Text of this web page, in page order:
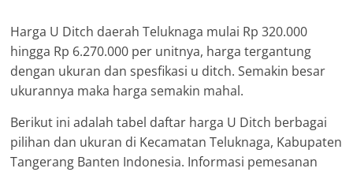
Harga U Ditch daerah Teluknaga mulai Rp 320.000
hingga Rp 6.270.000 per unitnya, harga tergantung
dengan ukuran dan spesfikasi u ditch. Semakin besar
ukurannya maka harga semakin mahal.
Berikut ini adalah tabel daftar harga U Ditch berbagai
pilihan dan ukuran di Kecamatan Teluknaga, Kabupaten
Tangerang Banten Indonesia. Informasi pemesanan